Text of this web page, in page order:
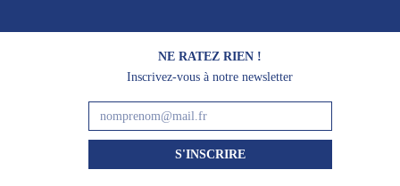
NE RATEZ RIEN !
Inscrivez-vous à notre newsletter
S'INSCRIRE